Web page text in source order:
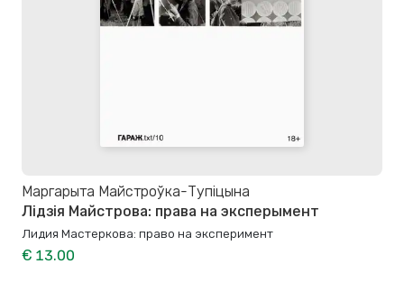
Маргарыта Майстроўка-Тупіцына
Лідзія Майстрова: права на эксперымент
Лидия Мастеркова: право на эксперимент
€ 13.00